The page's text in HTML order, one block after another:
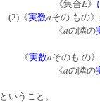
《集合E》
(2)《実数aその もの
《aの隣の
《集
《実数aそのも の
《aの隣の
《集
というこ